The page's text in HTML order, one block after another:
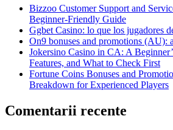
Bizzoo Customer Support and
Beginner-Friendly Guide
Ggbet Casino: lo que los jugadores
On9 bonuses and promotions (AU):
Jokersino Casino in CA: A
Features, and What to Check First
Fortune Coins Bonuses and
Breakdown for Experienced Players
Comentarii recente